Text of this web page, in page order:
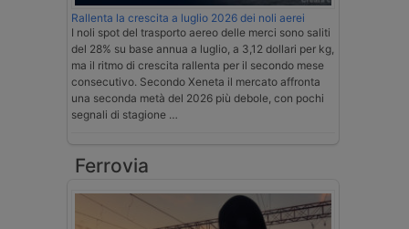
Rallenta la crescita a luglio 2026 dei noli aerei
I noli spot del trasporto aereo delle merci sono saliti
del 28% su base annua a luglio, a 3,12 dollari per kg,
ma il ritmo di crescita rallenta per il secondo mese
consecutivo. Secondo Xeneta il mercato affronta
una seconda metà del 2026 più debole, con pochi
segnali di stagione …
Ferrovia